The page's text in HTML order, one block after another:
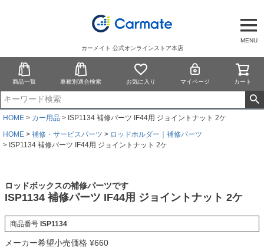
MENU
カーメイト 公式オンラインストア本店
商品一覧 車種別適合検索 お気に入り マイページ カート
HOME カー用品
ISP1134 補修パーツ IF44用 ジョイントナット 2ケ
HOME
補修・サービスパーツ
ロッドホルダー｜補修パーツ
ISP1134 補修パーツ IF44用 ジョイントナット 2ケ
ロッドボックスの補修パーツです
ISP1134 補修パーツ IF44用 ジョイントナット 2ケ
商品番号 ISP1134
メーカー希望小売価格 ¥660